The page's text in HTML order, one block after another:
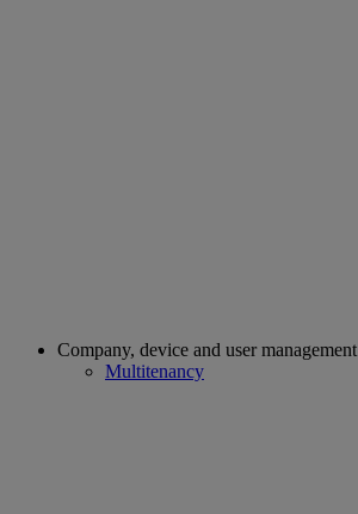
Company, device and user management
Multitenancy